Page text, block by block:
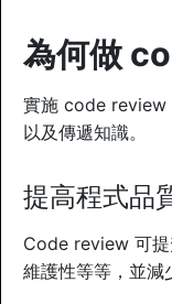
為何做
實施 code review
以及傳遞知識。
提高程式品
Code review 可提
維護性等等，並減